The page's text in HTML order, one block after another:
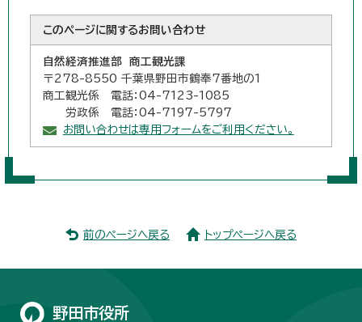
このページに関するお問い合わせ
自然経済推進部 商工観光課
〒278-8550 千葉県野田市鶴奉7番地の1
商工観光係 電話：04-7123-1085
労政係 電話：04-7197-5797
お問い合わせは専用フォームをご利用ください。
前のページへ戻る トップページへ戻る
野田市役所